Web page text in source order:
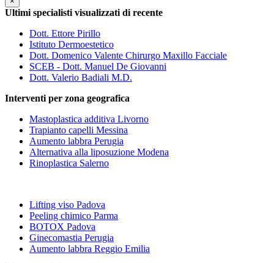
Ultimi specialisti visualizzati di recente
Dott. Ettore Pirillo
Istituto Dermoestetico
Dott. Domenico Valente Chirurgo Maxillo Facciale
SCEB - Dott. Manuel De Giovanni
Dott. Valerio Badiali M.D.
Interventi per zona geografica
Mastoplastica additiva Livorno
Trapianto capelli Messina
Aumento labbra Perugia
Alternativa alla liposuzione Modena
Rinoplastica Salerno
Lifting viso Padova
Peeling chimico Parma
BOTOX Padova
Ginecomastia Perugia
Aumento labbra Reggio Emilia